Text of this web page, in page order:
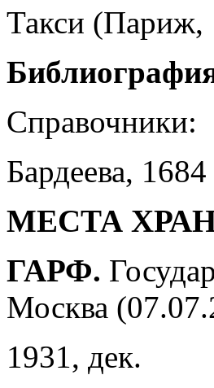
Такси (Париж,
Справочники:
Бардеева, 1684
МЕСТА
ГАРФ.
Москва
1931, дек.